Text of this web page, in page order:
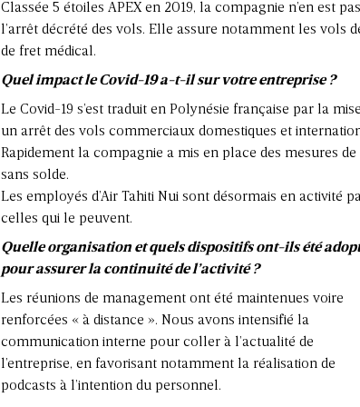
Classée 5 étoiles APEX en 2019, la compagnie n’en est
l’arrêt décrété des vols. Elle assure notamment les vols
de fret médical.
Quel impact le Covid-19 a-t-il sur votre entreprise ?
Le Covid-19 s’est traduit en Polynésie française par la
un arrêt des vols commerciaux domestiques et
Rapidement la compagnie a mis en place des mesures
sans solde.
Les employés d’Air Tahiti Nui sont désormais en activité
celles qui le peuvent.
Quelle organisation et quels dispositifs ont-ils été
pour assurer la continuité de l’activité ?
Les réunions de management ont été maintenues voire
renforcées « à distance ». Nous avons intensifié la
communication interne pour coller à l’actualité de
l’entreprise, en favorisant notamment la réalisation de
podcasts à l’intention du personnel.